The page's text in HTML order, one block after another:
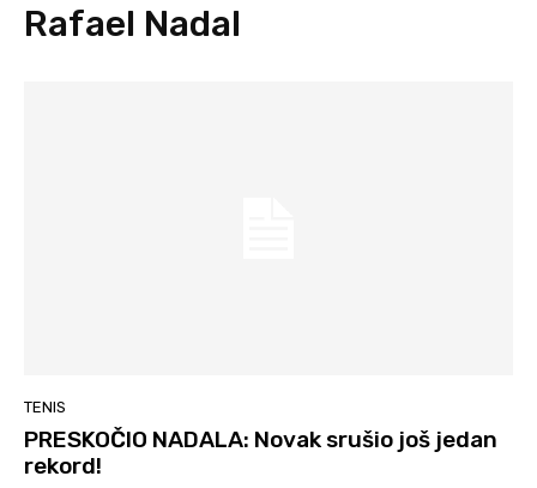
Rafael Nadal
TENIS
PRESKOČIO NADALA: Novak srušio još jedan
rekord!